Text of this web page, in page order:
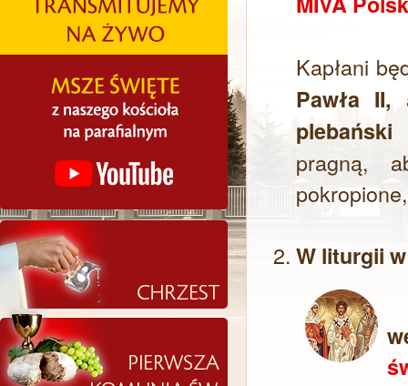
Kapłani
Pawła II,
pragną,
W liturgii